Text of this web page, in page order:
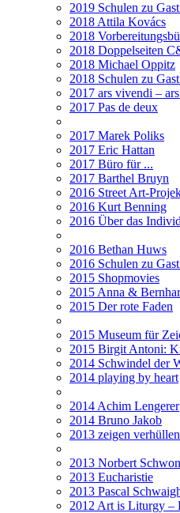
2019 Schulen zu
2018 Attila Kovács
2018
2018 Doppelseiten
2018 Michael Oppitz
2018 Schulen zu
2017 ars vivendi –
2017 Pas de deux
2017 Marek Poliks
2017 Eric Hattan
2017 Büro für ...
2017 Barthel Bruyn
2016 Street Art-
2016 Kurt Benning
2016 Über das
2016 Bethan Huws
2016 Schulen zu
2015 Shopmovies
2015 Anna &
2015 Der rote Faden
2015 Museum für
2015 Birgit Antoni:
2014 Schwindel der
2014 playing by heart
2014 Achim Lengerer
2014 Bruno Jakob
2013 zeigen
2013 Norbert
2013 Eucharistie
2013 Pascal
2012 Art is Liturgy –